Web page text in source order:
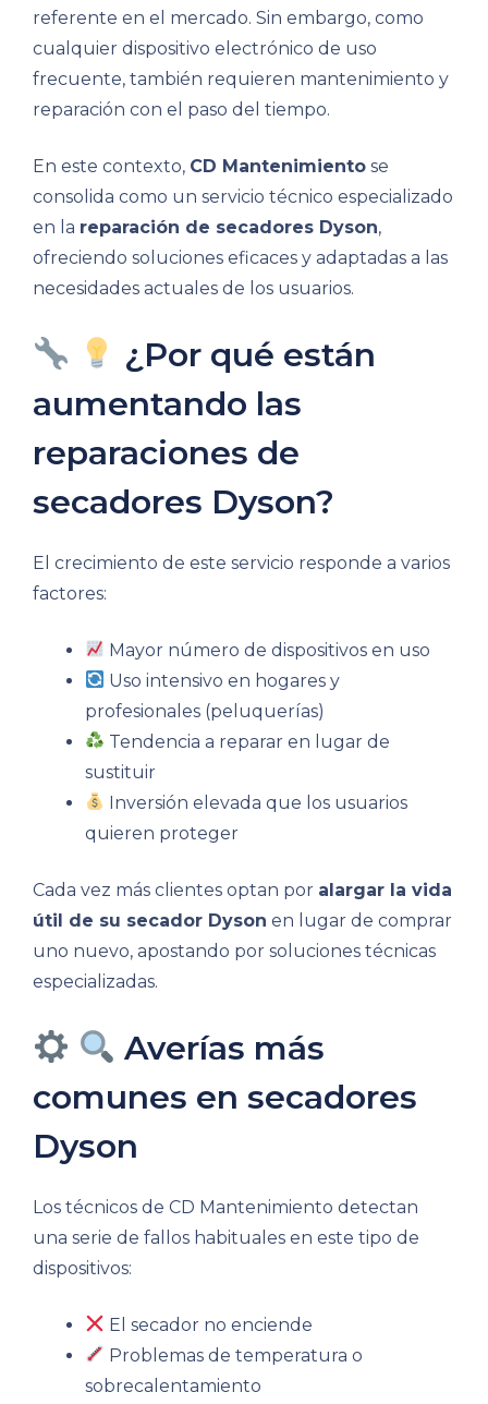
referente en el mercado. Sin embargo, como
cualquier dispositivo electrónico de uso
frecuente, también requieren mantenimiento y
reparación con el paso del tiempo.
En este contexto, CD Mantenimiento se
consolida como un servicio técnico especializado
en la reparación de secadores Dyson,
ofreciendo soluciones eficaces y adaptadas a las
necesidades actuales de los usuarios.
¿Por qué están
aumentando las
reparaciones de
secadores Dyson?
El crecimiento de este servicio responde a varios
factores:
Mayor número de dispositivos en uso
Uso intensivo en hogares y
profesionales (peluquerías)
Tendencia a reparar en lugar de
sustituir
Inversión elevada que los usuarios
quieren proteger
Cada vez más clientes optan por alargar la vida
útil de su secador Dyson en lugar de comprar
uno nuevo, apostando por soluciones técnicas
especializadas.
Averías más
comunes en secadores
Dyson
Los técnicos de CD Mantenimiento detectan
una serie de fallos habituales en este tipo de
dispositivos:
El secador no enciende
Problemas de temperatura o
sobrecalentamiento